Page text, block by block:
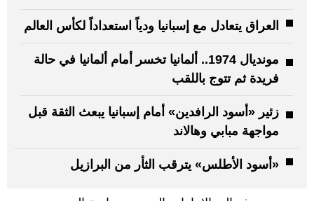
العراق يتعادل مع إسبانيا ودياً استعداداً لكأس العالم
مونديال 1974.. ألمانيا تخسر أمام ألمانيا في حالة
فريدة ثم تتوج باللقب
زئير «أسود الرافدين» أمام إسبانيا يبعث الثقة قبل
مواجهة مبابي وهالاند
«أسود الأطلس» يترقب الثأر من البرازيل